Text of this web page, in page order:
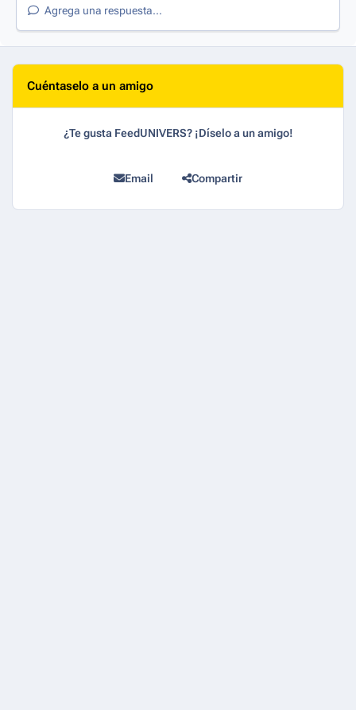
Agrega una respuesta...
Cuéntaselo a un amigo
¿Te gusta FeedUNIVERS? ¡Díselo a un amigo!
Email Compartir